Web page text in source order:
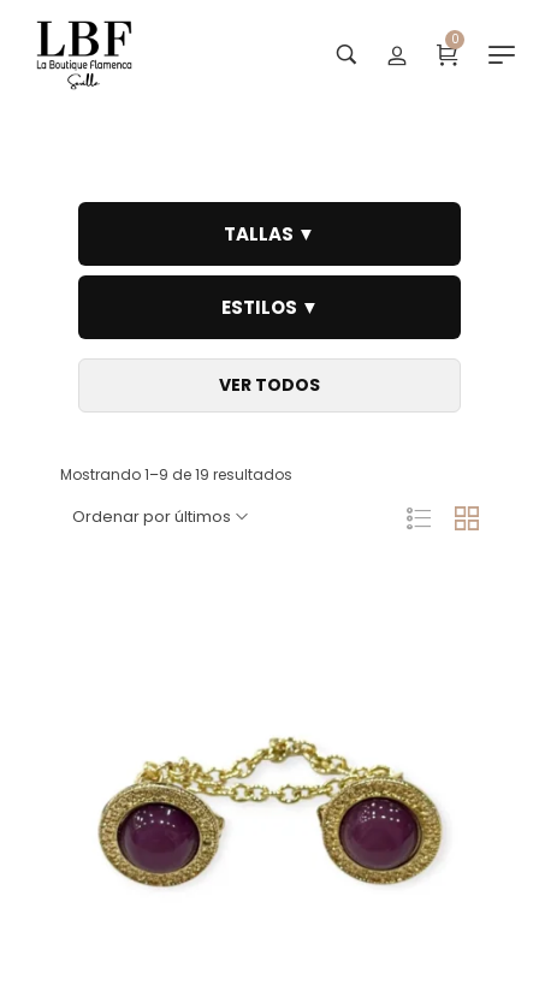
0
TALLAS ▼
ESTILOS ▼
VER TODOS
Mostrando 1–9 de 19 resultados
Ordenar por últimos